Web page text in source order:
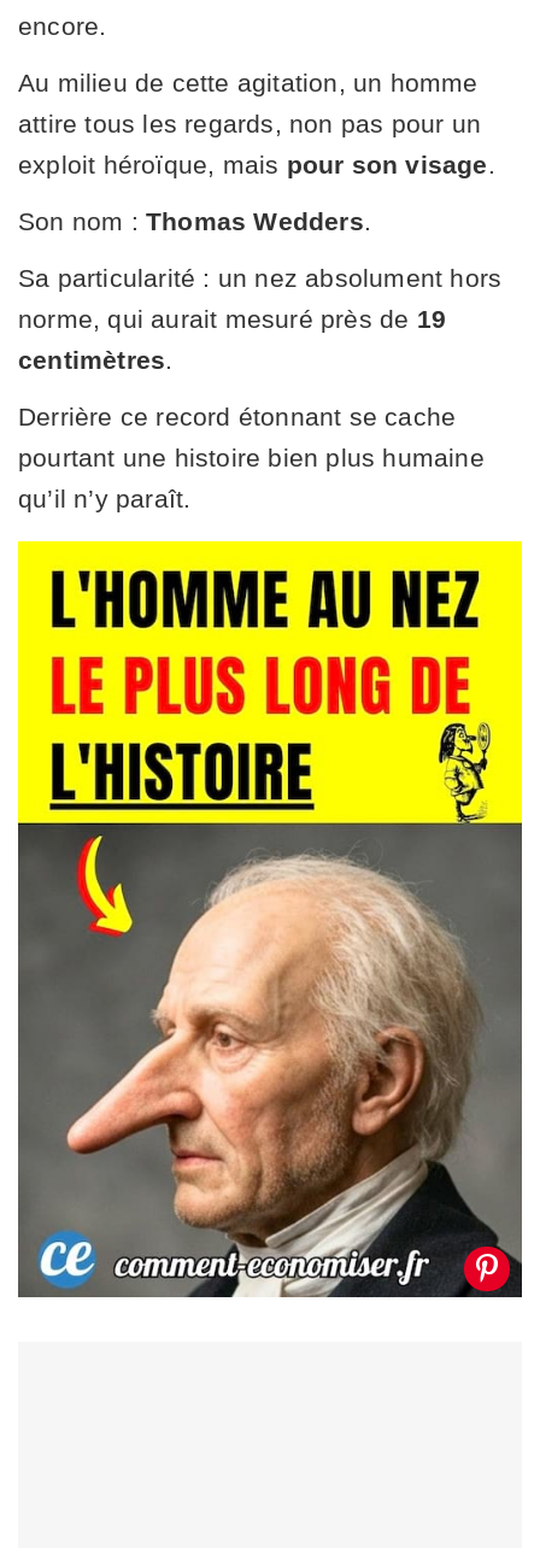
encore.
Au milieu de cette agitation, un homme
attire tous les regards, non pas pour un
exploit héroïque, mais pour son visage
Son nom : Thomas Wedders
Sa particularité : un nez absolument hors
norme, qui aurait mesuré près de 19
centimètres
Derrière ce record étonnant se cache
pourtant une histoire bien plus humaine
qu’il n’y paraît.